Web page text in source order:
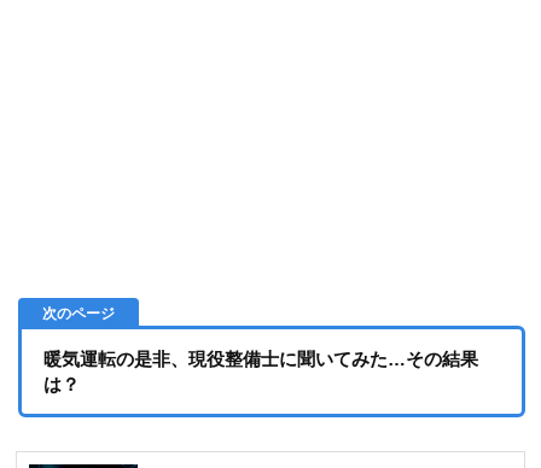
暖気運転の是非、現役整備士に聞いてみた…その結果
は？